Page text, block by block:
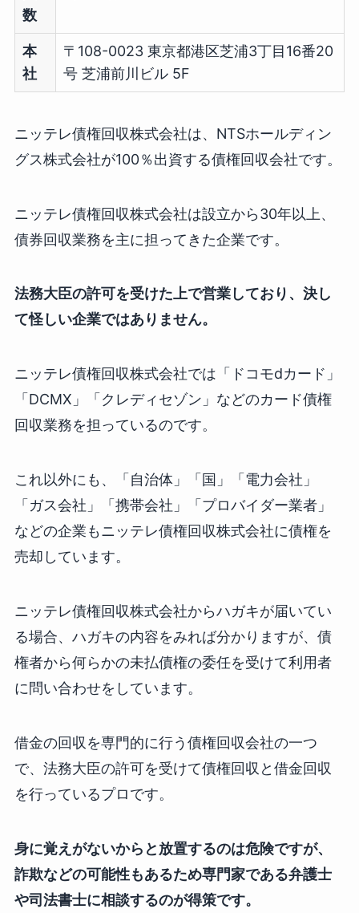
数
本
社
〒108-0023 東京都港区芝浦3丁目16番20
号 芝浦前川ビル 5F
ニッテレ債権回収株式会社は、NTSホールディン
グス株式会社が100％出資する債権回収会社です。
ニッテレ債権回収株式会社は設立から30年以上、
債券回収業務を主に担ってきた企業です。
法務大臣の許可を受けた上で営業しており、決し
て怪しい企業ではありません。
ニッテレ債権回収株式会社では「ドコモdカード」
「DCMX」「クレディセゾン」などのカード債権
回収業務を担っているのです。
これ以外にも、「自治体」「国」「電力会社」
「ガス会社」「携帯会社」「プロバイダー業者」
などの企業もニッテレ債権回収株式会社に債権を
売却しています。
ニッテレ債権回収株式会社からハガキが届いてい
る場合、ハガキの内容をみれば分かりますが、債
権者から何らかの未払債権の委任を受けて利用者
に問い合わせをしています。
借金の回収を専門的に行う債権回収会社の一つ
で、法務大臣の許可を受けて債権回収と借金回収
を行っているプロです。
身に覚えがないからと放置するのは危険ですが、
詐欺などの可能性もあるため専門家である弁護士
や司法書士に相談するのが得策です。